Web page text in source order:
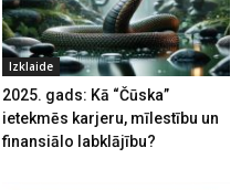
Izklaide
2025. gads: Kā “Čūska”
ietekmēs karjeru, mīlestību un
finansiālo labklājību?